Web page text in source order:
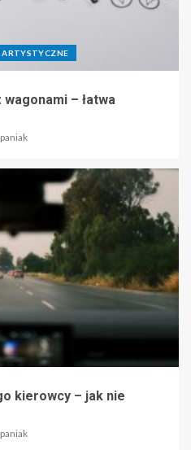
– łatwa
kierowcy – jak nie